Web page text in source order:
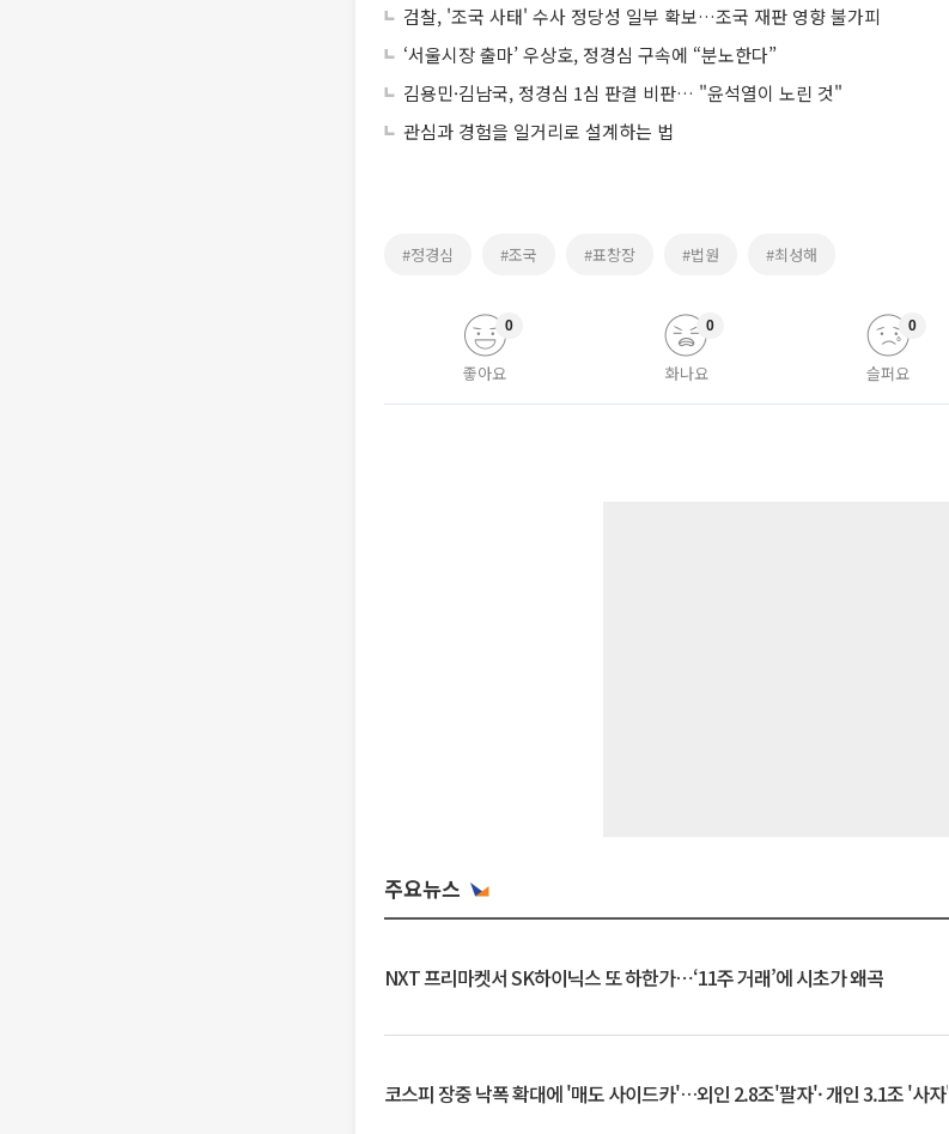
검찰, '조국 사태' 수사 정당성 일부 확보…조국 재판 영향 불가피
‘서울시장 출마’ 우상호, 정경심 구속에 “분노한다”
김용민·김남국, 정경심 1심 판결 비판… "윤석열이 노린 것"
관심과 경험을 일거리로 설계하는 법
#정경심 #조국 #표창장 #법원 #최성해
좋아요
0
화나요
0
슬퍼요
0
주요뉴스
NXT 프리마켓서 SK하이닉스 또 하한가⋯‘11주 거래’에 시초가 왜곡
코스피 장중 낙폭 확대에 '매도 사이드카'…외인 2.8조'팔자'· 개인 3.1조 '사자'